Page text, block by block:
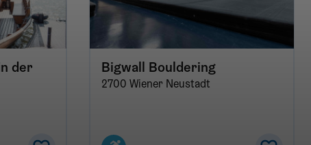
der
Bigwall Bouldering
2700 Wiener Neustadt